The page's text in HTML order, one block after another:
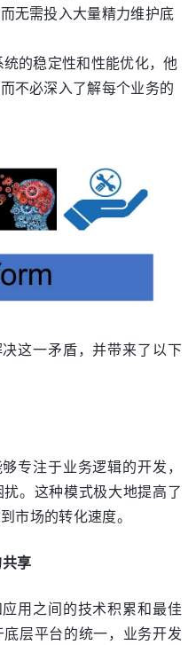
无需投入大量精力维护底
的稳定性和性能优化，他
不必深入了解每个业务的
这一矛盾，并带来了以下
专注于业务逻辑的开发，
。这种模式极大地提高了
市场的转化速度。
享
用之间的技术积累和最佳
层平台的统一，业务开发